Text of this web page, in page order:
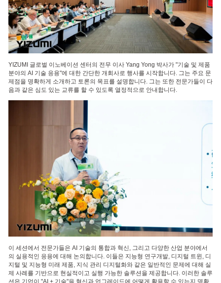
YIZUMI 글로벌 이노베이션 센터의 전무 이사 Yang Yong 박사가 "기술 및 제품
분야의 AI 기술 응용"에 대한 간단한 개회사로 행사를 시작합니다. 그는 주요 문
제점을 명확하게 소개하고 토론의 목표를 설명합니다. 그는 또한 전문가들이 다
음과 같은 심도 있는 교류를 할 수 있도록 열정적으로 안내합니다.
이 세션에서 전문가들은 AI 기술의 통합과 혁신, 그리고 다양한 산업 분야에서
의 실용적인 응용에 대해 논의합니다. 이들은 지능형 연구개발, 디지털 트윈, 디
지털 및 지능형 미래 제품, 지식 관리 디지털화와 같은 일반적인 문제에 대해 실
제 사례를 기반으로 현실적이고 실행 가능한 솔루션을 제공합니다. 이러한 솔루
션은 기업이 "AI + 기술"을 혁신과 업그레이드에 어떻게 활용할 수 있는지 명확